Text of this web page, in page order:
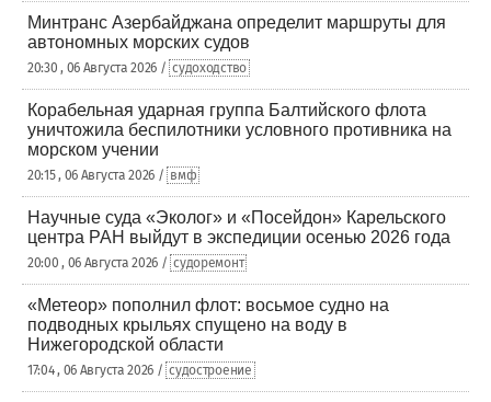
Минтранс Азербайджана определит маршруты для
автономных морских судов
20:30 , 06 Августа 2026 / судоходство
Корабельная ударная группа Балтийского флота
уничтожила беспилотники условного противника на
морском учении
20:15 , 06 Августа 2026 / вмф
Научные суда «Эколог» и «Посейдон» Карельского
центра РАН выйдут в экспедиции осенью 2026 года
20:00 , 06 Августа 2026 / судоремонт
«Метеор» пополнил флот: восьмое судно на
подводных крыльях спущено на воду в
Нижегородской области
17:04 , 06 Августа 2026 / судостроение